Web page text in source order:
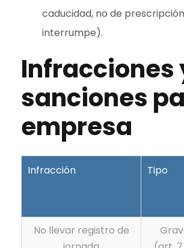
caducidad, no de
interrumpe).
Infracciones
sanciones
empresa
Infracción Tipo
No llevar registro de